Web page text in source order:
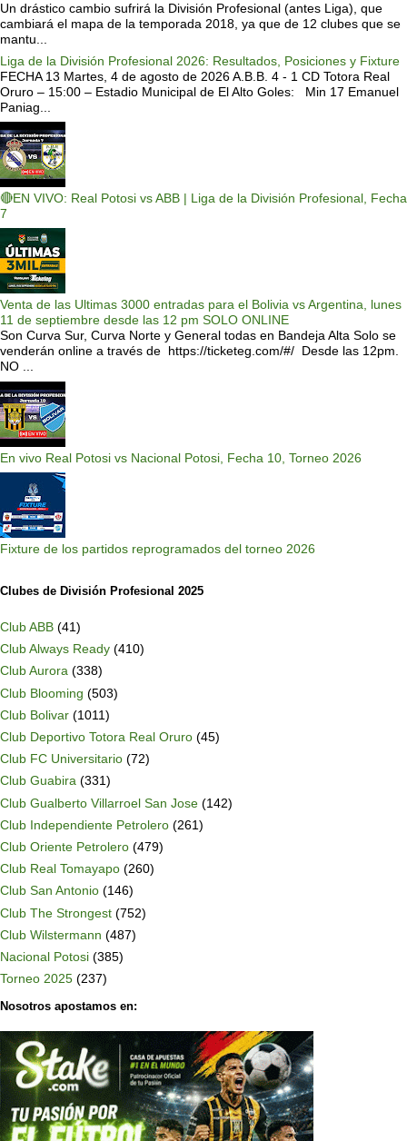
Un drástico cambio sufrirá la División Profesional (antes Liga), que
cambiará el mapa de la temporada 2018, ya que de 12 clubes que se
mantu...
Liga de la División Profesional 2026: Resultados, Posiciones y Fixture
FECHA 13 Martes, 4 de agosto de 2026 A.B.B. 4 - 1 CD Totora Real
Oruro – 15:00 – Estadio Municipal de El Alto Goles: Min 17 Emanuel
Paniag...
🔴EN VIVO: Real Potosi vs ABB | Liga de la División Profesional, Fecha
7
Venta de las Ultimas 3000 entradas para el Bolivia vs Argentina, lunes
11 de septiembre desde las 12 pm SOLO ONLINE
Son Curva Sur, Curva Norte y General todas en Bandeja Alta Solo se
venderán online a través de https://ticketeg.com/#/ Desde las 12pm.
NO ...
En vivo Real Potosi vs Nacional Potosi, Fecha 10, Torneo 2026
Fixture de los partidos reprogramados del torneo 2026
Clubes de División Profesional 2025
Club ABB (41)
Club Always Ready (410)
Club Aurora (338)
Club Blooming (503)
Club Bolivar (1011)
Club Deportivo Totora Real Oruro (45)
Club FC Universitario (72)
Club Guabira (331)
Club Gualberto Villarroel San Jose (142)
Club Independiente Petrolero (261)
Club Oriente Petrolero (479)
Club Real Tomayapo (260)
Club San Antonio (146)
Club The Strongest (752)
Club Wilstermann (487)
Nacional Potosi (385)
Torneo 2025 (237)
Nosotros apostamos en: